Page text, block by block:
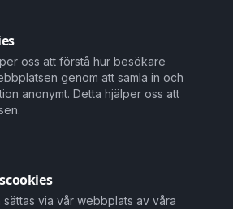
oss att förstå hur besökare
genom att samla in och
anonymt. Detta hjälper oss att
via vår webbplats av våra